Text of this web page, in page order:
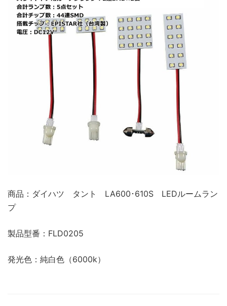
商品：ダイハツ タント LA600･610S LEDルームラン
プ
製品型番：FLD0205
発光色：純白色（6000k）